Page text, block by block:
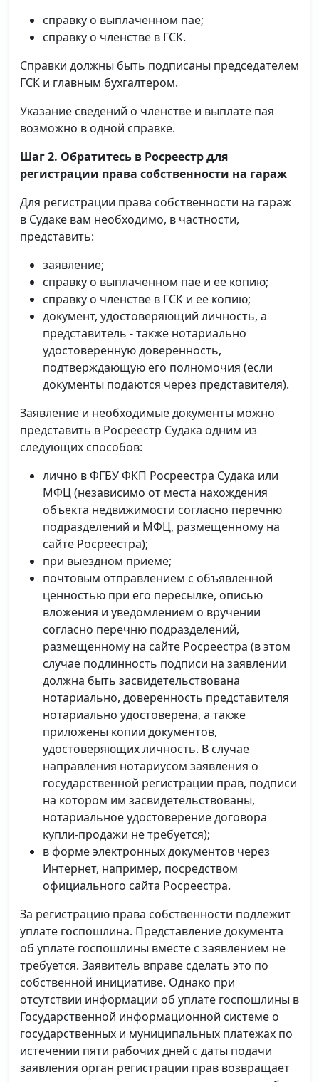
справку о выплаченном пае;
справку о членстве в ГСК.
Справки должны быть подписаны председателем
ГСК и главным бухгалтером.
Указание сведений о членстве и выплате пая
возможно в одной справке.
Шаг 2. Обратитесь в Росреестр для
регистрации права собственности на гараж
Для регистрации права собственности на гараж
в Судаке вам необходимо, в частности,
представить:
заявление;
справку о выплаченном пае и ее копию;
справку о членстве в ГСК и ее копию;
документ, удостоверяющий личность, а
представитель - также нотариально
удостоверенную доверенность,
подтверждающую его полномочия (если
документы подаются через представителя).
Заявление и необходимые документы можно
представить в Росреестр Судака одним из
следующих способов:
лично в ФГБУ ФКП Росреестра Судака или
МФЦ (независимо от места нахождения
объекта недвижимости согласно перечню
подразделений и МФЦ, размещенному на
сайте Росреестра);
при выездном приеме;
почтовым отправлением с объявленной
ценностью при его пересылке, описью
вложения и уведомлением о вручении
согласно перечню подразделений,
размещенному на сайте Росреестра (в этом
случае подлинность подписи на заявлении
должна быть засвидетельствована
нотариально, доверенность представителя
нотариально удостоверена, а также
приложены копии документов,
удостоверяющих личность. В случае
направления нотариусом заявления о
государственной регистрации прав, подписи
на котором им засвидетельствованы,
нотариальное удостоверение договора
купли-продажи не требуется);
в форме электронных документов через
Интернет, например, посредством
официального сайта Росреестра.
За регистрацию права собственности подлежит
уплате госпошлина. Представление документа
об уплате госпошлины вместе с заявлением не
требуется. Заявитель вправе сделать это по
собственной инициативе. Однако при
отсутствии информации об уплате госпошлины в
Государственной информационной системе о
государственных и муниципальных платежах по
истечении пяти рабочих дней с даты подачи
заявления орган регистрации прав возвращает